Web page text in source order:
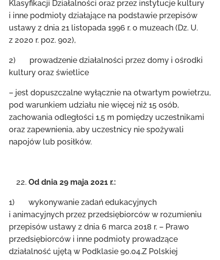
Klasyfikacji Działalności oraz przez instytucje kultury
i inne podmioty działające na podstawie przepisów
ustawy z dnia 21 listopada 1996 r. o muzeach (Dz. U.
z 2020 r. poz. 902),
2) prowadzenie działalności przez domy i ośrodki
kultury oraz świetlice
– jest dopuszczalne wyłącznie na otwartym powietrzu,
pod warunkiem udziału nie więcej niż 15 osób,
zachowania odległości 1,5 m pomiędzy uczestnikami
oraz zapewnienia, aby uczestnicy nie spożywali
napojów lub posiłków.
Od dnia 29 maja 2021 r.:
1) wykonywanie zadań edukacyjnych
i animacyjnych przez przedsiębiorców w rozumieniu
przepisów ustawy z dnia 6 marca 2018 r. – Prawo
przedsiębiorców i inne podmioty prowadzące
działalność ujętą w Podklasie 90.04.Z Polskiej